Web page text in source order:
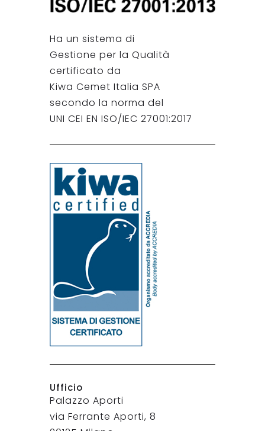
Ha un sistema di
Gestione per la Qualità
certificato da
Kiwa Cemet Italia SPA
secondo la norma del
UNI CEI EN ISO/IEC 27001:2017
Ufficio
Palazzo Aporti
via Ferrante Aporti, 8